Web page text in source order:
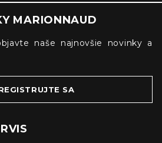
MARIONNAUD
naše najnovšie novinky a
SA